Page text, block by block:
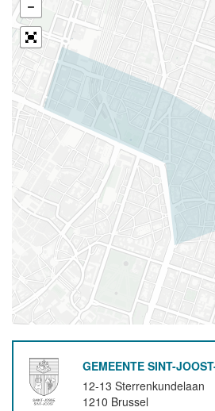
GEMEENTE SINT-
12-13 Sterrenkundelaan
1210 Brussel